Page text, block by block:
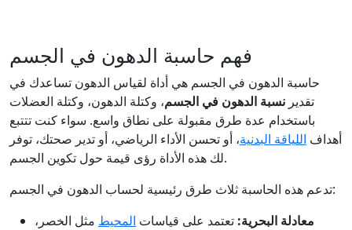
فهم حاسبة الدهون في الجسم
حاسبة الدهون في الجسم هي أداة لقياس الدهون تساعدك في
تقدير نسبة الدهون في الجسم، وكتلة الدهون، وكتلة العضلات
باستخدام عدة طرق مقبولة على نطاق واسع. سواء كنت تتتبع
أهداف اللياقة البدنية، أو تحسن الأداء الرياضي، أو تدير صحتك، توفر
لك هذه الأداة رؤى قيمة حول تكوين الجسم.
تدعم هذه الحاسبة ثلاث طرق رئيسية لحساب الدهون في الجسم:
معادلة البحرية: تعتمد على قياسات المحيط مثل الخصر،